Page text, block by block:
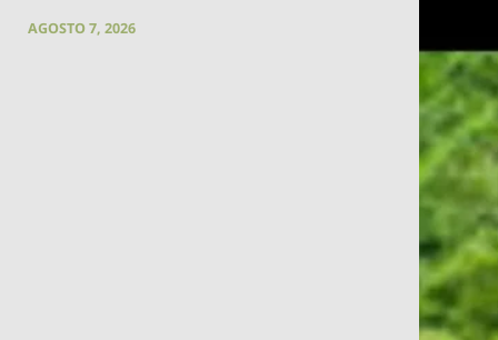
AGOSTO 7, 2026